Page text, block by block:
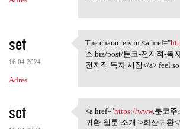
set
16.04.2024
Adres
The characters in <a
The characters in <a href="
소.biz/post/툰코-전지적-독
전지적 독자 시점</a> feel so
set <a href="https://
<a href="https://www.툰코주
귀환-웹툰-소개">화산귀환</